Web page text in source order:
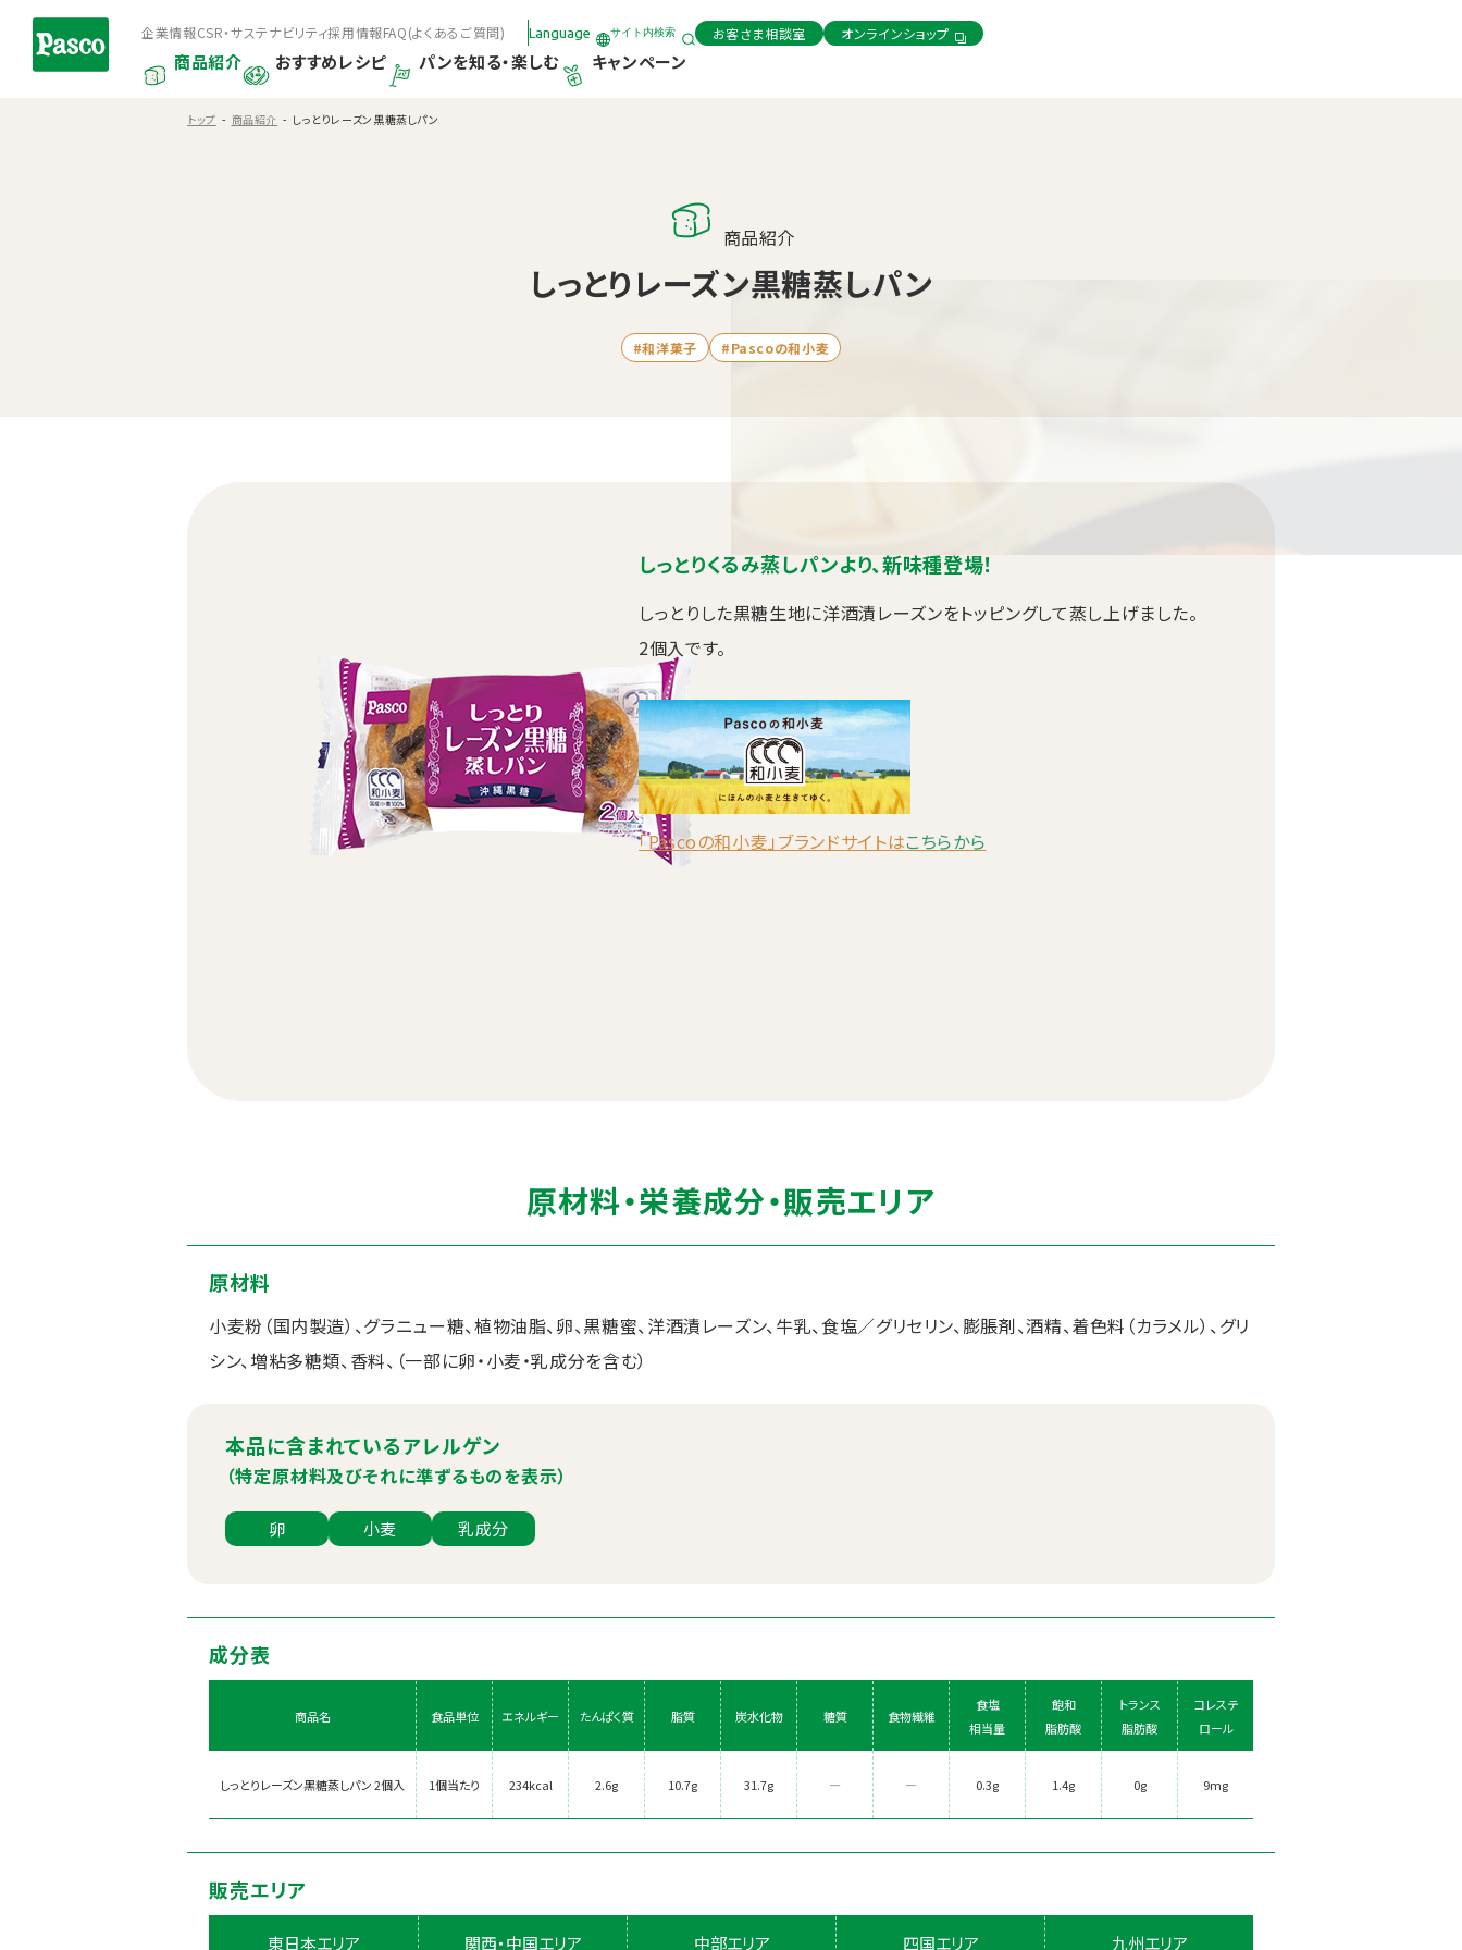
商品紹介 おすすめレシピ パンを知る・楽しむ キャンペーン
サイト内検索
Language
企業情報CSR・サステナビリティ採用情報FAQ(よくあるご質問) お客さま相談室 オンラインショップ
トップ 商品紹介 しっとりレーズン黒糖蒸しパン
商品紹介
しっとりレーズン黒糖蒸しパン
#和洋菓子 #Pascoの和小麦
しっとりくるみ蒸しパンより、新味種登場！
しっとりした黒糖生地に洋酒漬レーズンをトッピングして蒸し上げました。
2個入です。
「Pascoの和小麦」ブランドサイトはこちらから
原材料・栄養成分・販売エリア
原材料
小麦粉（国内製造）、グラニュー糖、植物油脂、卵、黒糖蜜、洋酒漬レーズン、牛乳、食塩／グリセリン、膨脹剤、酒精、着色料（カラメル）、グリ
シン、増粘多糖類、香料、（一部に卵・小麦・乳成分を含む）
本品に含まれているアレルゲン
（特定原材料及びそれに準ずるものを表示）
卵 小麦 乳成分
成分表
商品名 食品単位 エネルギー たんぱく質 脂質 炭水化物 糖質 食物繊維
食塩
相当量
飽和
脂肪酸
トランス
脂肪酸
コレステ
ロール
しっとりレーズン黒糖蒸しパン 2個入 1個当たり 234kcal 2.6g 10.7g 31.7g ― ― 0.3g 1.4g 0g 9mg
販売エリア
東日本エリア 関西・中国エリア 中部エリア 四国エリア 九州エリア